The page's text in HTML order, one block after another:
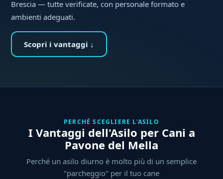
Brescia — tutte verificate, con personale formato e
ambienti adeguati.
Scopri i vantaggi ↓
PERCHÉ SCEGLIERE L'ASILO
I Vantaggi dell'Asilo per Cani a
Pavone del Mella
Perché un asilo diurno è molto più di un semplice
"parcheggio" per il tuo cane